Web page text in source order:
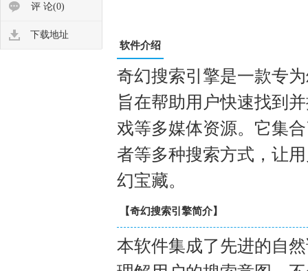
评 论(0)
下载地址
软件介绍
奇幻搜索引擎是一款专
旨在帮助用户快速找到
戏等多媒体资源。它集
者等多种搜索方式，让
幻宝藏。
【奇幻搜索引擎简介】
本软件集成了先进的自